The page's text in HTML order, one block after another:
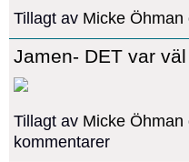
Tillagt av Micke Öhman
Jamen- DET var
Tillagt av Micke Öhman
kommentarer